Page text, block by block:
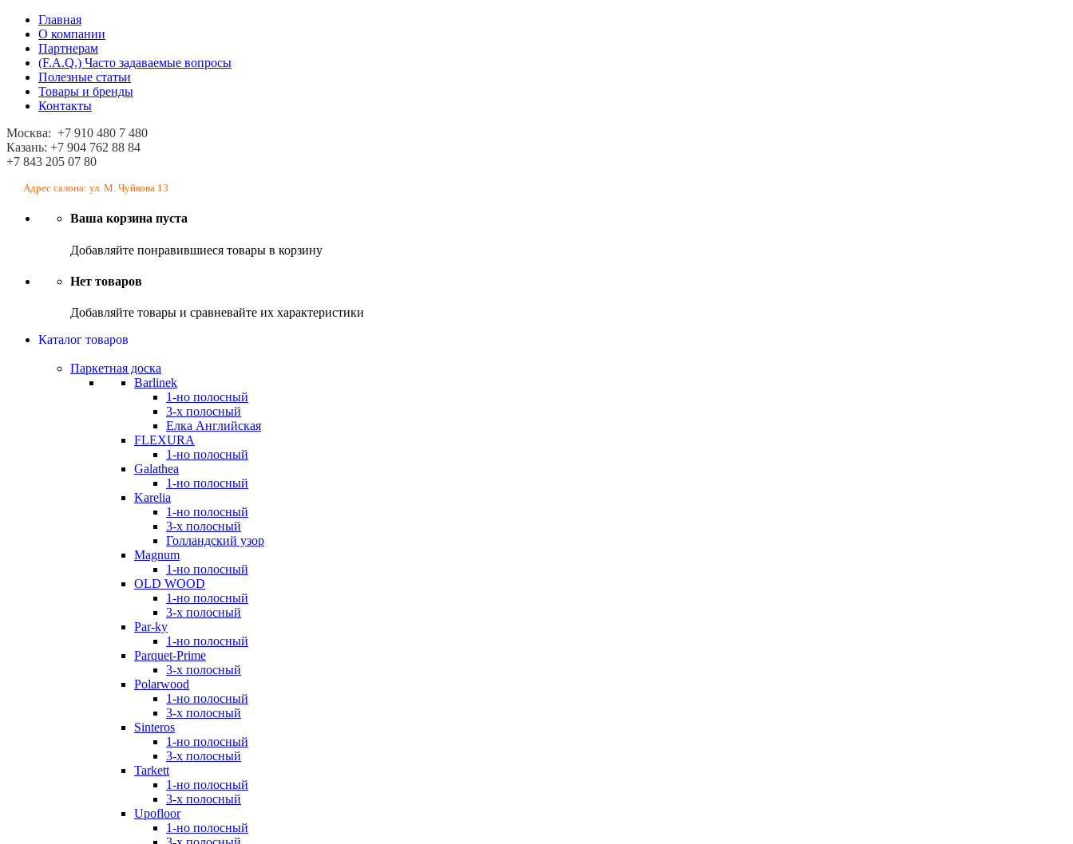
Главная
О компании
Партнерам
(F.A.Q.) Часто задаваемые вопросы
Полезные статьи
Товары и бренды
Контакты
Москва: +7 910 480 7 480
Казань: +7 904 762 88 84
+7 843 205 07 80
Адрес салона: ул. М. Чуйкова 13
Ваша корзина пуста
Добавляйте понравившиеся товары в корзину
Нет товаров
Добавляйте товары и сравневайте их характеристики
Каталог товаров
Паркетная доска
Barlinek
1-но полосный
3-х полосный
Елка Английская
FLEXURA
1-но полосный
Galathea
1-но полосный
Karelia
1-но полосный
3-х полосный
Голландский узор
Magnum
1-но полосный
OLD WOOD
1-но полосный
3-х полосный
Par-ky
1-но полосный
Parquet-Prime
3-х полосный
Polarwood
1-но полосный
3-х полосный
Sinteros
1-но полосный
3-х полосный
Tarkett
1-но полосный
3-х полосный
Upofloor
1-но полосный